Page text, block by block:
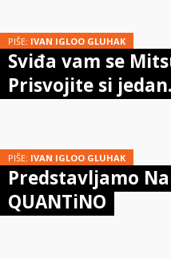
PIŠE: IVAN IGLOO GLUHAK
Sviđa vam se
Prisvojite si jedan.
PIŠE: IVAN IGLOO GLUHAK
Predstavljamo
QUANTiNO